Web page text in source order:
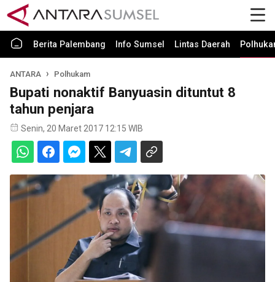
Berita Palembang Info Sumsel Lintas Daerah
ANTARA Polhukam
Bupati nonaktif Banyuasin dituntut 8
tahun penjara
Senin, 20 Maret 2017 12:15 WIB